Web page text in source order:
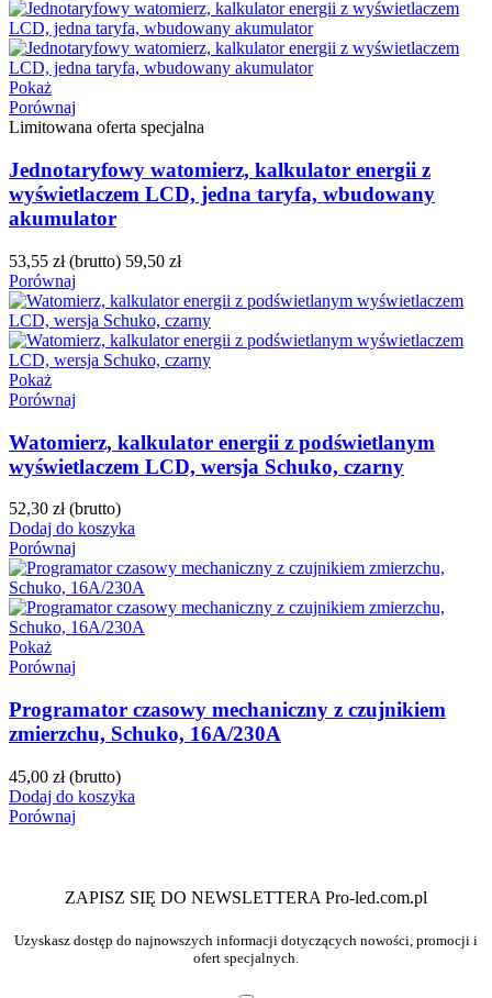
Pokaż
Porównaj
Limitowana oferta specjalna
Jednotaryfowy watomierz, kalkulator energii z
wyświetlaczem LCD, jedna taryfa, wbudowany
akumulator
53,55 zł (brutto) 59,50 zł
Porównaj
Pokaż
Porównaj
Watomierz, kalkulator energii z podświetlanym
wyświetlaczem LCD, wersja Schuko, czarny
52,30 zł (brutto)
Dodaj do koszyka
Porównaj
Pokaż
Porównaj
Programator czasowy mechaniczny z czujnikiem
zmierzchu, Schuko, 16A/230A
45,00 zł (brutto)
Dodaj do koszyka
Porównaj
ZAPISZ SIĘ DO NEWSLETTERA Pro-led.com.pl
Uzyskasz dostęp do najnowszych informacji dotyczących nowości, promocji i
ofert specjalnych.